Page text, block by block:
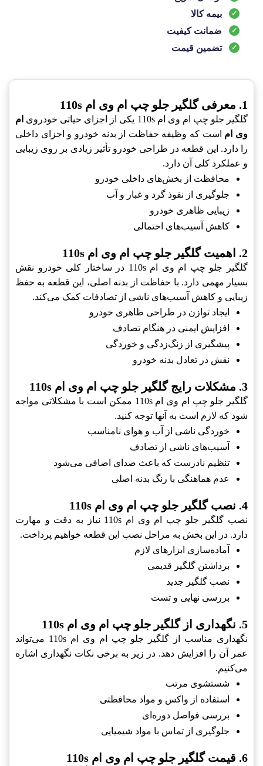
بیمه کالا
ضمانت کیفیت
تضمین قیمت
1. معرفی گلگیر جلو چپ ام وی ام 110s
گلگیر جلو چپ ام وی ام 110s یکی از اجزای حیاتی خودروی
ام
وی ام است که وظیفه حفاظت از بدنه خودرو و اجزای داخلی
را دارد. این قطعه در طراحی خودرو تأثیر زیادی بر روی زیبایی
و عملکرد کلی آن دارد.
محافظت از بخش‌های داخلی خودرو
جلوگیری از نفوذ گرد و غبار و آب
زیبایی ظاهری خودرو
کاهش آسیب‌های احتمالی
2. اهمیت گلگیر جلو چپ ام وی ام 110s
گلگیر جلو چپ ام وی ام 110s در ساختار کلی خودرو نقش
بسیار مهمی دارد. با حفاظت از بدنه اصلی، این قطعه به حفظ
زیبایی و کاهش آسیب‌های ناشی از تصادفات کمک می‌کند.
ایجاد توازن در طراحی ظاهری خودرو
افزایش ایمنی در هنگام تصادف
پیشگیری از زنگ‌زدگی و خوردگی
نقش در تعادل بدنه خودرو
3. مشکلات رایج گلگیر جلو چپ ام وی ام 110s
گلگیر جلو چپ ام وی ام 110s ممکن است با مشکلاتی مواجه
شود که لازم است به آنها توجه کنید.
خوردگی ناشی از آب و هوای نامناسب
آسیب‌های ناشی از تصادف
تنظیم نادرست که باعث صدای اضافی می‌شود
عدم هماهنگی با رنگ بدنه اصلی
4. نصب گلگیر جلو چپ ام وی ام 110s
نصب گلگیر جلو چپ ام وی ام 110s نیاز به دقت و مهارت
دارد. در این بخش به مراحل نصب این قطعه خواهیم پرداخت.
آماده‌سازی ابزارهای لازم
برداشتن گلگیر قدیمی
نصب گلگیر جدید
بررسی نهایی و تست
5. نگهداری از گلگیر جلو چپ ام وی ام 110s
نگهداری مناسب از گلگیر جلو چپ ام وی ام 110s می‌تواند
عمر آن را افزایش دهد. در زیر به برخی نکات نگهداری اشاره
می‌کنیم.
شستشوی مرتب
استفاده از واکس و مواد محافظتی
بررسی فواصل دوره‌ای
جلوگیری از تماس با مواد شیمیایی
6. قیمت گلگیر جلو چپ ام وی ام 110s